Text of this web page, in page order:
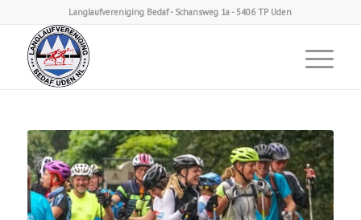
Langlaufvereniging Bedaf - Schansweg 1a - 5406 TP Uden